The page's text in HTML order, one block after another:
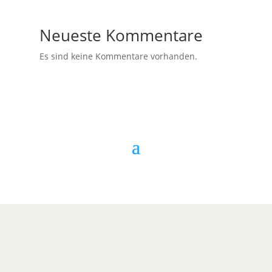
Neueste Kommentare
Es sind keine Kommentare vorhanden.